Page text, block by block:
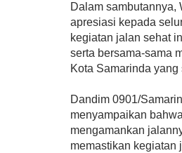
Dalam sambutannya,
apresiasi kepada
kegiatan jalan sehat
serta bersama-sama
Kota Samarinda
Dandim 0901/
menyampaikan
mengamankan
memastikan kegiatan